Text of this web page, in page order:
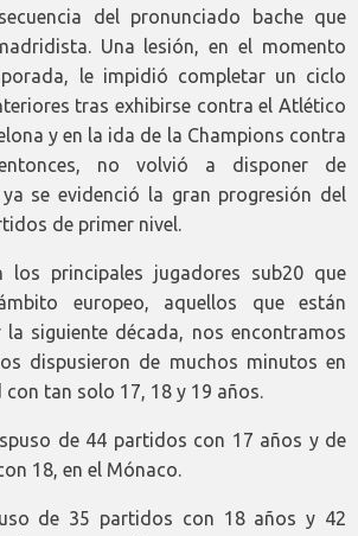
del pronunciado bache que
Una lesión, en el momento
le impidió completar un ciclo
tras exhibirse contra el Atlético
y en la ida de la Champions contra
no volvió a disponer de
se evidenció la gran progresión del
de primer nivel.
los principales jugadores sub20 que
europeo, aquellos que están
siguiente década, nos encontramos
dispusieron de muchos minutos en
tan solo 17, 18 y 19 años.
de 44 partidos con 17 años y de
18, en el Mónaco.
de 35 partidos con 18 años y 42